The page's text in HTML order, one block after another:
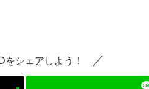
をシェアしよう！